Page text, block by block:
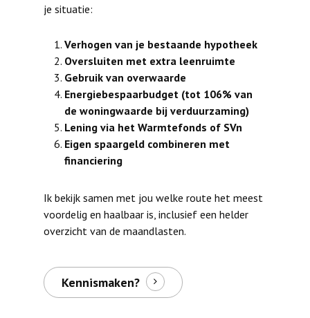
je situatie:
Verhogen van je bestaande hypotheek
Oversluiten met extra leenruimte
Gebruik van overwaarde
Energiebespaarbudget (tot 106% van
de woningwaarde bij verduurzaming)
Lening via het Warmtefonds of SVn
Eigen spaargeld combineren met
financiering
Ik bekijk samen met jou welke route het meest
voordelig en haalbaar is, inclusief een helder
overzicht van de maandlasten.
Kennismaken?